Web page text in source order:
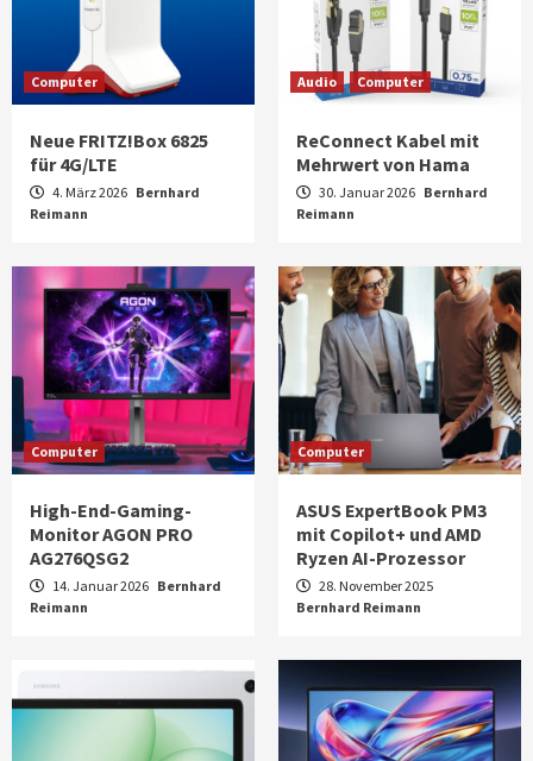
Computer
Neue FRITZ!Box 6825
für 4G/LTE
4. März 2026 Bernhard
Reimann
Audio Computer
ReConnect Kabel mit
Mehrwert von Hama
30. Januar 2026 Bernhard
Reimann
Computer
High-End-Gaming-
Monitor AGON PRO
AG276QSG2
14. Januar 2026 Bernhard
Reimann
Computer
ASUS ExpertBook PM3
mit Copilot+ und AMD
Ryzen AI-Prozessor
28. November 2025
Bernhard Reimann